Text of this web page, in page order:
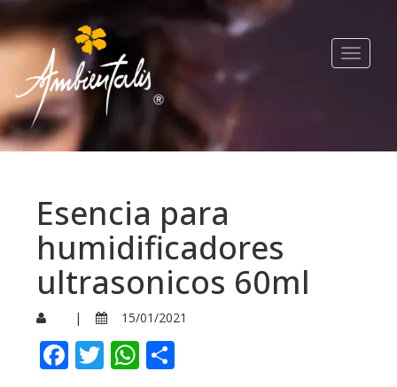
Toggle
Esencia para
humidificadores
ultrasonicos 60ml
| 15/01/2021
Facebook
TwitterWhatsApp